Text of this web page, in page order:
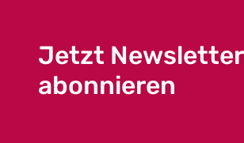
Jetzt Newsletter
abonnieren